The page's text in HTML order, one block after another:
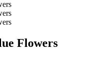
Flowers